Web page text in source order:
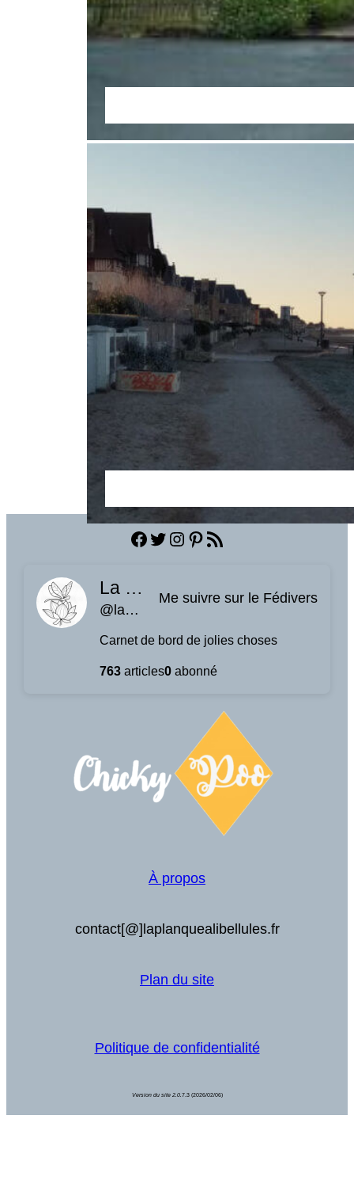
Facebook
Twitter
Instagram
Pinterest
Flux RSS
La planque à libellules
@laplanquealibellules.fr@www.laplanquealibellules.fr
Me suivre sur le Fédivers
Carnet de bord de jolies choses
763 articles0 abonné
À propos
contact[@]laplanquealibellules.fr
Plan du site
Politique de confidentialité
Version du site 2.0. 7.3 (2026/02/06)